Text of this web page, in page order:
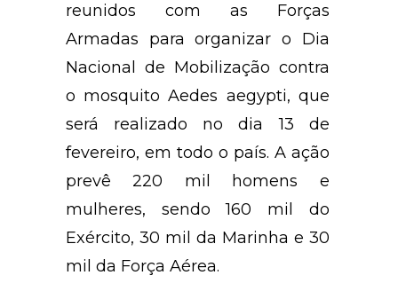
reunidos com as Forças
Armadas para organizar o Dia
Nacional de Mobilização contra
o mosquito Aedes aegypti, que
será realizado no dia 13 de
fevereiro, em todo o país. A ação
prevê 220 mil homens e
mulheres, sendo 160 mil do
Exército, 30 mil da Marinha e 30
mil da Força Aérea.